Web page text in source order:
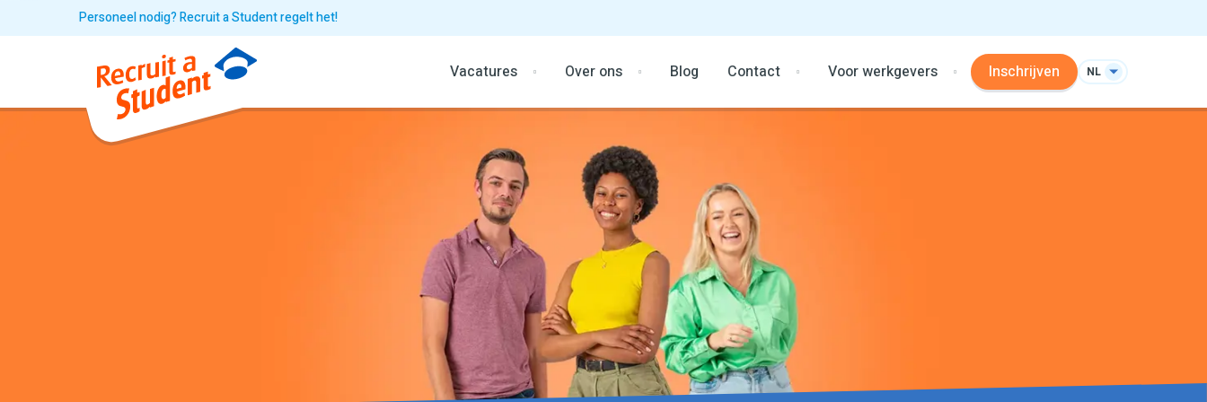
Personeel nodig? Recruit a Student regelt het!
Vacatures Over ons Blog Contact Voor werkgevers Inschrijven NL